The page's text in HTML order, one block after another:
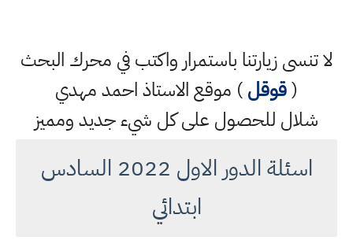
لا تنسى زيارتنا باستمرار واكتب في محرك البحث
(قوقل) موقع الاستاذ احمد مهدي
شلال للحصول على كل شيء جديد ومميز
اسئلة الدور الاول 2022 السادس
ابتدائي